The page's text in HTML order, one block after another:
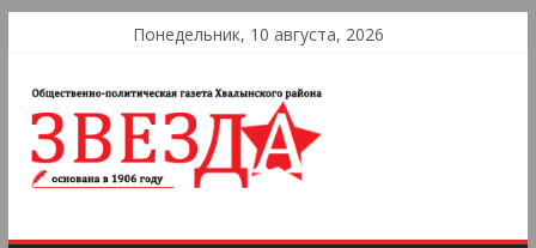
Понедельник, 10 августа, 2026